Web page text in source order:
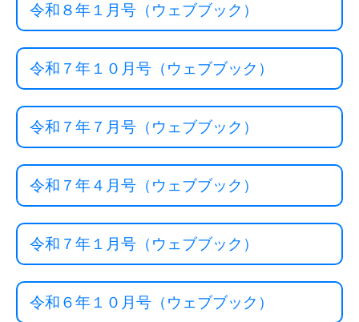
令和８年１月号（ウェブブック）
令和７年１０月号（ウェブブック）
令和７年７月号（ウェブブック）
令和７年４月号（ウェブブック）
令和７年１月号（ウェブブック）
令和６年１０月号（ウェブブック）